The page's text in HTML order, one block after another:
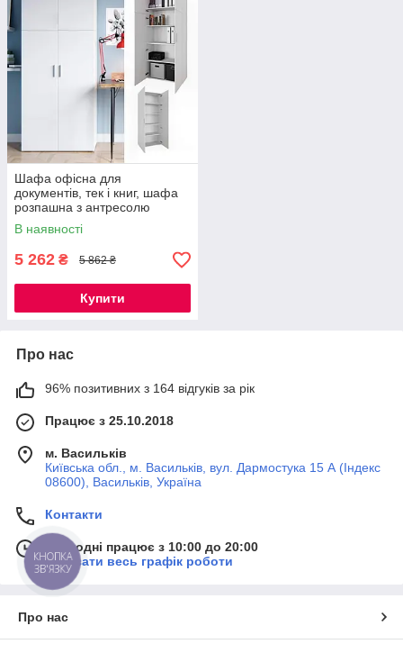
Шафа офісна для
документів, тек і книг, шафа
розпашна з антресолю
завширшки 80 см Opendoors
В наявності
5 262 ₴ 5 862 ₴
Купити
Про нас
96% позитивних з 164 відгуків за рік
Працює з 25.10.2018
м. Васильків
Київська обл., м. Васильків, вул. Дармостука 15 А (Індекс
08600), Васильків, Україна
Контакти
Сьогодні працює з 10:00 до 20:00
Показати весь графік роботи
Про нас
КНОПКА
ЗВ'ЯЗКУ